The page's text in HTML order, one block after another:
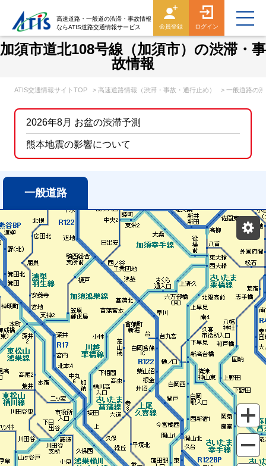
高速道路・一般道の渋滞・事故情報
ならATIS道路交通情報サービス
会員登録 ログイン
加須市道北108号線（加須市）の渋滞・事
故情報
ATIS交通情報サイトTOP > 高速道路情報（渋滞・事故・通行止め） > 一般道路の
2026年8月 お盆の渋滞予測
熊本地震の影響について
一般道路
表示設定
混雑 通行止め
チェーン規制等
規制情報
事故 規制 通行止め